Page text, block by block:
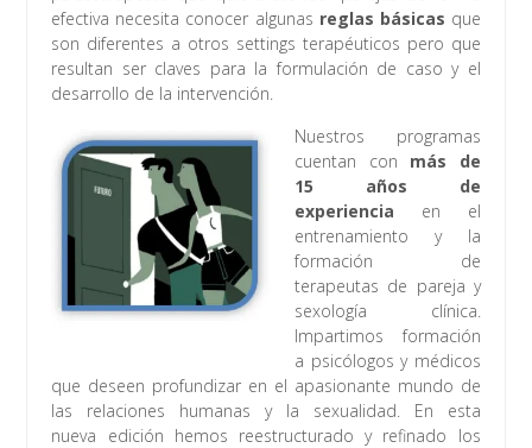
efectiva necesita conocer algunas reglas básicas que
son diferentes a otros settings terapéuticos pero que
resultan ser claves para la formulación de caso y el
desarrollo de la intervención.
Nuestros programas
cuentan con más de
15 años de
experiencia en el
entrenamiento y la
formación de
terapeutas de pareja y
sexología clínica.
Impartimos formación
a psicólogos y médicos
que deseen profundizar en el apasionante mundo de
las relaciones humanas y la sexualidad. En esta
nueva edición hemos reestructurado y refinado los